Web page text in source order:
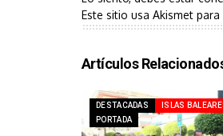
Este sitio usa Akismet
Artículos
DESTACADAS ISLAS
PORTADA